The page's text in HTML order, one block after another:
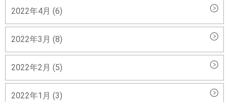
2022年4月 (6)
2022年3月 (8)
2022年2月 (5)
2022年1月 (3)